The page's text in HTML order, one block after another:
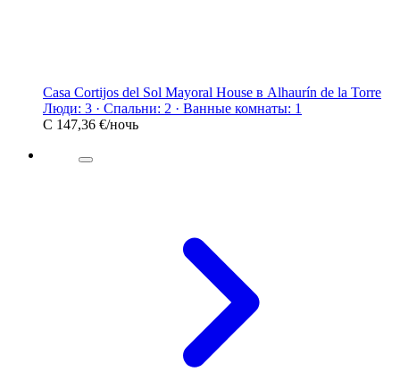
Casa Cortijos del Sol Mayoral House в Alhaurín de la Torre
Люди: 3 · Спальни: 2 · Ванные комнаты: 1
С 147,36 €/ночь